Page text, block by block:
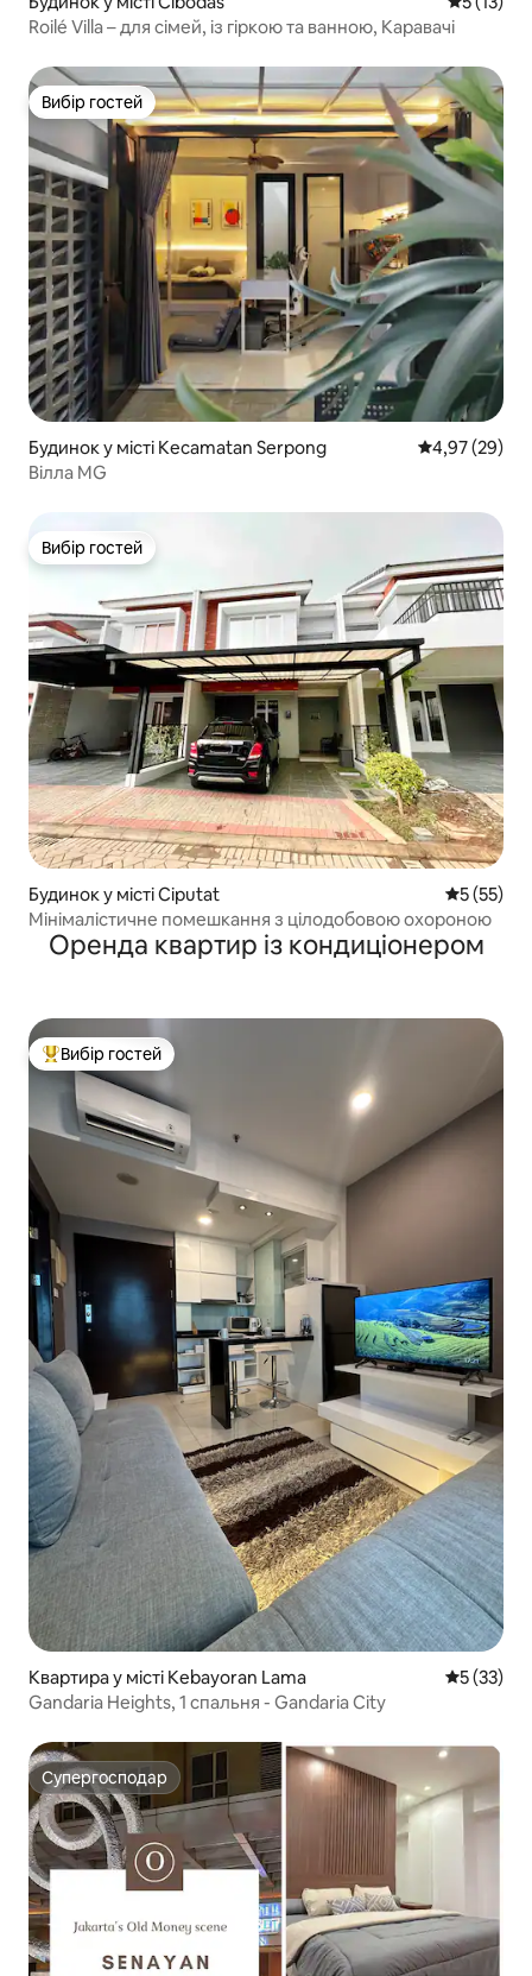
Roilé Villa – для сімей, із гіркою та ванною, Каравачі
Вибір гостей
Вибір гостей
Будинок у місті Kecamatan Serpong Середня
4,97 (29)
Вілла MG
Вибір гостей
Вибір гостей
Будинок у місті Ciputat Середня
5 (55)
Мінімалістичне помешкання з цілодобовою охороною
Оренда квартир із кондиціонером
Топ вибір гостей
Вибір гостей
Квартира у місті Kebayoran Lama Середня
5 (33)
Gandaria Heights, 1 спальня - Gandaria City
Супергосподар
Супергосподар